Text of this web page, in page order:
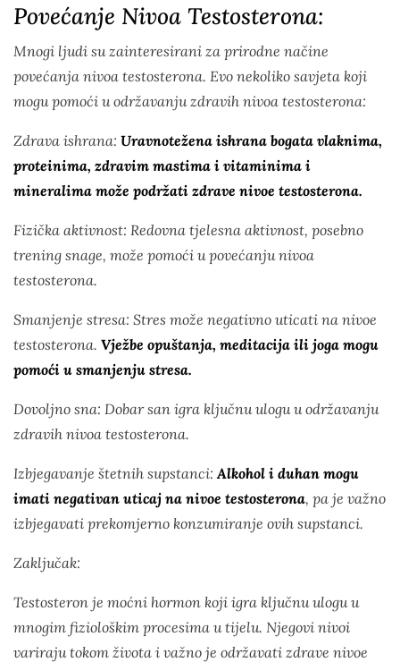
Povećanje Nivoa Testosterona:
Mnogi ljudi su zainteresirani za prirodne načine
povećanja nivoa testosterona. Evo nekoliko savjeta koji
mogu pomoći u održavanju zdravih nivoa testosterona:
Zdrava ishrana: Uravnotežena ishrana bogata vlaknima,
proteinima, zdravim mastima i vitaminima i
mineralima može podržati zdrave nivoe testosterona.
Fizička aktivnost: Redovna tjelesna aktivnost, posebno
trening snage, može pomoći u povećanju nivoa
testosterona.
Smanjenje stresa: Stres može negativno uticati na nivoe
testosterona. Vježbe opuštanja, meditacija ili joga mogu
pomoći u smanjenju stresa.
Dovoljno sna: Dobar san igra ključnu ulogu u održavanju
zdravih nivoa testosterona.
Izbjegavanje štetnih supstanci: Alkohol i duhan mogu
imati negativan uticaj na nivoe testosterona, pa je važno
izbjegavati prekomjerno konzumiranje ovih supstanci.
Zaključak:
Testosteron je moćni hormon koji igra ključnu ulogu u
mnogim fiziološkim procesima u tijelu. Njegovi nivoi
variraju tokom života i važno je održavati zdrave nivoe